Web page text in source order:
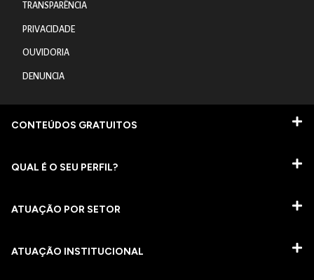
TRANSPARÊNCIA
PRIVACIDADE
OUVIDORIA
DENUNCIA
CONTEÚDOS GRATUITOS
QUAL É O SEU PERFIL?
ATUAÇÃO POR SETOR
ATUAÇÃO INSTITUCIONAL